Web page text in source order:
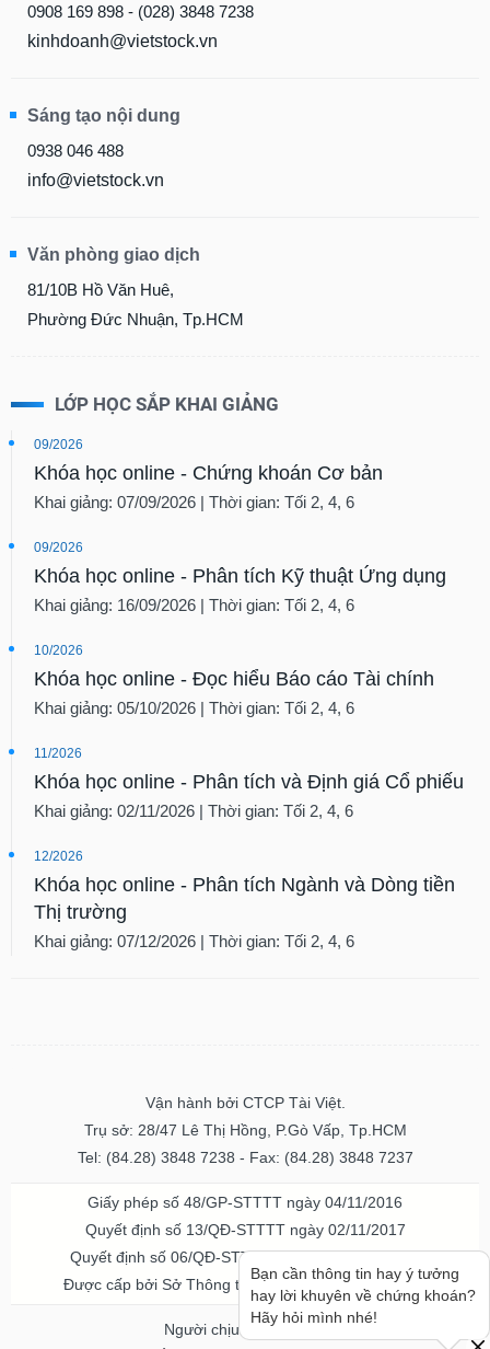
0908 169 898 - (028) 3848 7238
kinhdoanh@vietstock.vn
Sáng tạo nội dung
0938 046 488
info@vietstock.vn
Văn phòng giao dịch
81/10B Hồ Văn Huê,
Phường Đức Nhuận, Tp.HCM
LỚP HỌC SẮP KHAI GIẢNG
09/2026
Khóa học online - Chứng khoán Cơ bản
Khai giảng: 07/09/2026 | Thời gian: Tối 2, 4, 6
09/2026
Khóa học online - Phân tích Kỹ thuật Ứng dụng
Khai giảng: 16/09/2026 | Thời gian: Tối 2, 4, 6
10/2026
Khóa học online - Đọc hiểu Báo cáo Tài chính
Khai giảng: 05/10/2026 | Thời gian: Tối 2, 4, 6
11/2026
Khóa học online - Phân tích và Định giá Cổ phiếu
Khai giảng: 02/11/2026 | Thời gian: Tối 2, 4, 6
12/2026
Khóa học online - Phân tích Ngành và Dòng tiền
Thị trường
Khai giảng: 07/12/2026 | Thời gian: Tối 2, 4, 6
Vận hành bởi CTCP Tài Việt.
Trụ sở: 28/47 Lê Thị Hồng, P.Gò Vấp, Tp.HCM
Tel: (84.28) 3848 7238 - Fax: (84.28) 3848 7237
Giấy phép số 48/GP-STTTT ngày 04/11/2016
Quyết định số 13/QĐ-STTTT ngày 02/11/2017
Quyết định số 06/QĐ-STTTT-ICP ngày 20/07/2023
Được cấp bởi Sở Thông tin và Truyền thông TPHCM
Người chịu trách nhiệm